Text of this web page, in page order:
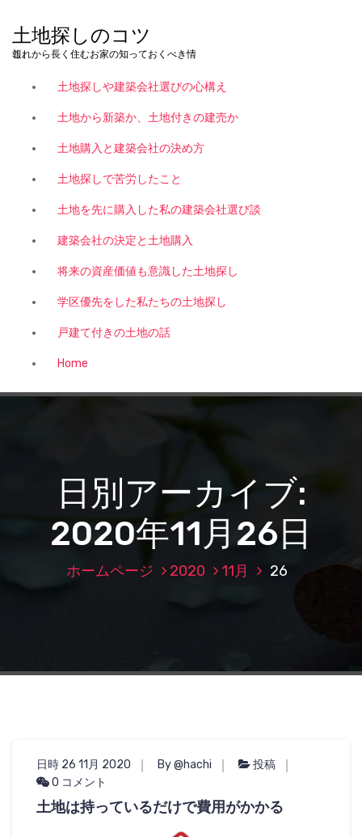
土地探しのコツ
これから長く住むお家の知っておくべき情報。
土地探しや建築会社選びの心構え
土地から新築か、土地付きの建売か
土地購入と建築会社の決め方
土地探しで苦労したこと
土地を先に購入した私の建築会社選び談
建築会社の決定と土地購入
将来の資産価値も意識した土地探し
学区優先をした私たちの土地探し
戸建て付きの土地の話
Home
日別アーカイブ:
2020年11月26日
ホームページ 2020 11月 26
日時 26 11月 2020 By @hachi
投稿
0 コメント
土地は持っているだけで費用がかかる